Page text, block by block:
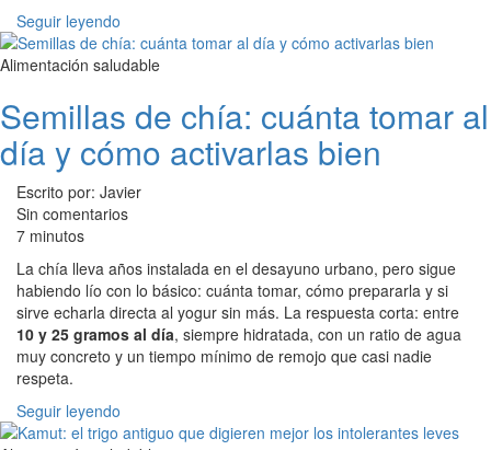
Seguir leyendo
Alimentación saludable
Semillas de chía: cuánta tomar al
día y cómo activarlas bien
Escrito por: Javier
Sin comentarios
7 minutos
La chía lleva años instalada en el desayuno urbano, pero sigue
habiendo lío con lo básico: cuánta tomar, cómo prepararla y si
sirve echarla directa al yogur sin más. La respuesta corta: entre
10 y 25 gramos al día, siempre hidratada, con un ratio de agua
muy concreto y un tiempo mínimo de remojo que casi nadie
respeta.
Seguir leyendo